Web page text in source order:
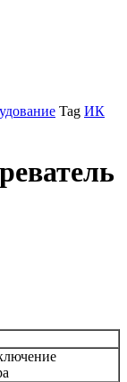
Tag ИК